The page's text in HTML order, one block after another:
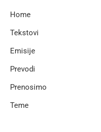
Home
Tekstovi
Emisije
Prevodi
Prenosimo
Teme